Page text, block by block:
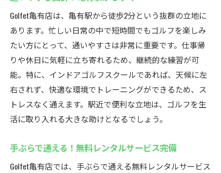
Golfet亀有店は、亀有駅から徒歩2分という抜群の立地に
あります。忙しい日常の中で短時間でもゴルフを楽しみ
たい方にとって、通いやすさは非常に重要です。仕事帰
りや休日に気軽に立ち寄れるため、継続的な練習が可
能。特に、インドアゴルフスクールであれば、天候に左
右されず、快適な環境でトレーニングができるため、ス
トレスなく通えます。駅近で便利な立地は、ゴルフを生
活に取り入れる大きな助けとなるでしょう。
手ぶらで通える！無料レンタルサービス完備
Golfet亀有店では、手ぶらで通える無料レンタルサービス